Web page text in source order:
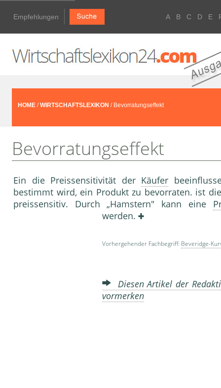
Empfehlungen A B C D E
HOME /WIRTSCHAFTSLEXIKON / Bevorratungseffekt
Bevorratungseffekt
Ein die Preissensitivität der Käufer
bestimmt wird, ein Produkt zu bevorraten. ist
preissensitiv. Durch „Hamstern" kann eine
werden.
Vorhergehender Fachbegriff: Beveridge-
Diesen Artikel der
vormerken